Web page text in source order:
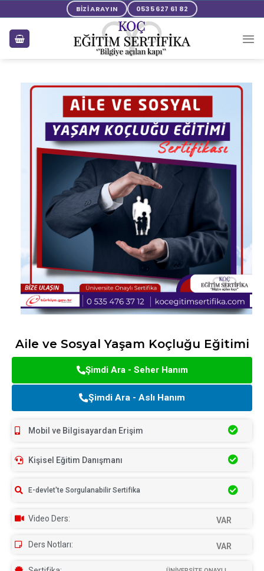
BİZİ ARAYIN 0535 627 61 82
Aile ve Sosyal Yaşam Koçluğu Eğitimi
Şimdi Ara - Seher Hanım
Şimdi Ara - Aslı Hanım
Mobil ve Bilgisayardan Erişim
Kişisel Eğitim Danışmanı
E-devlet'te Sorgulanabilir Sertifika
Video Ders: VAR
Ders Notları: VAR